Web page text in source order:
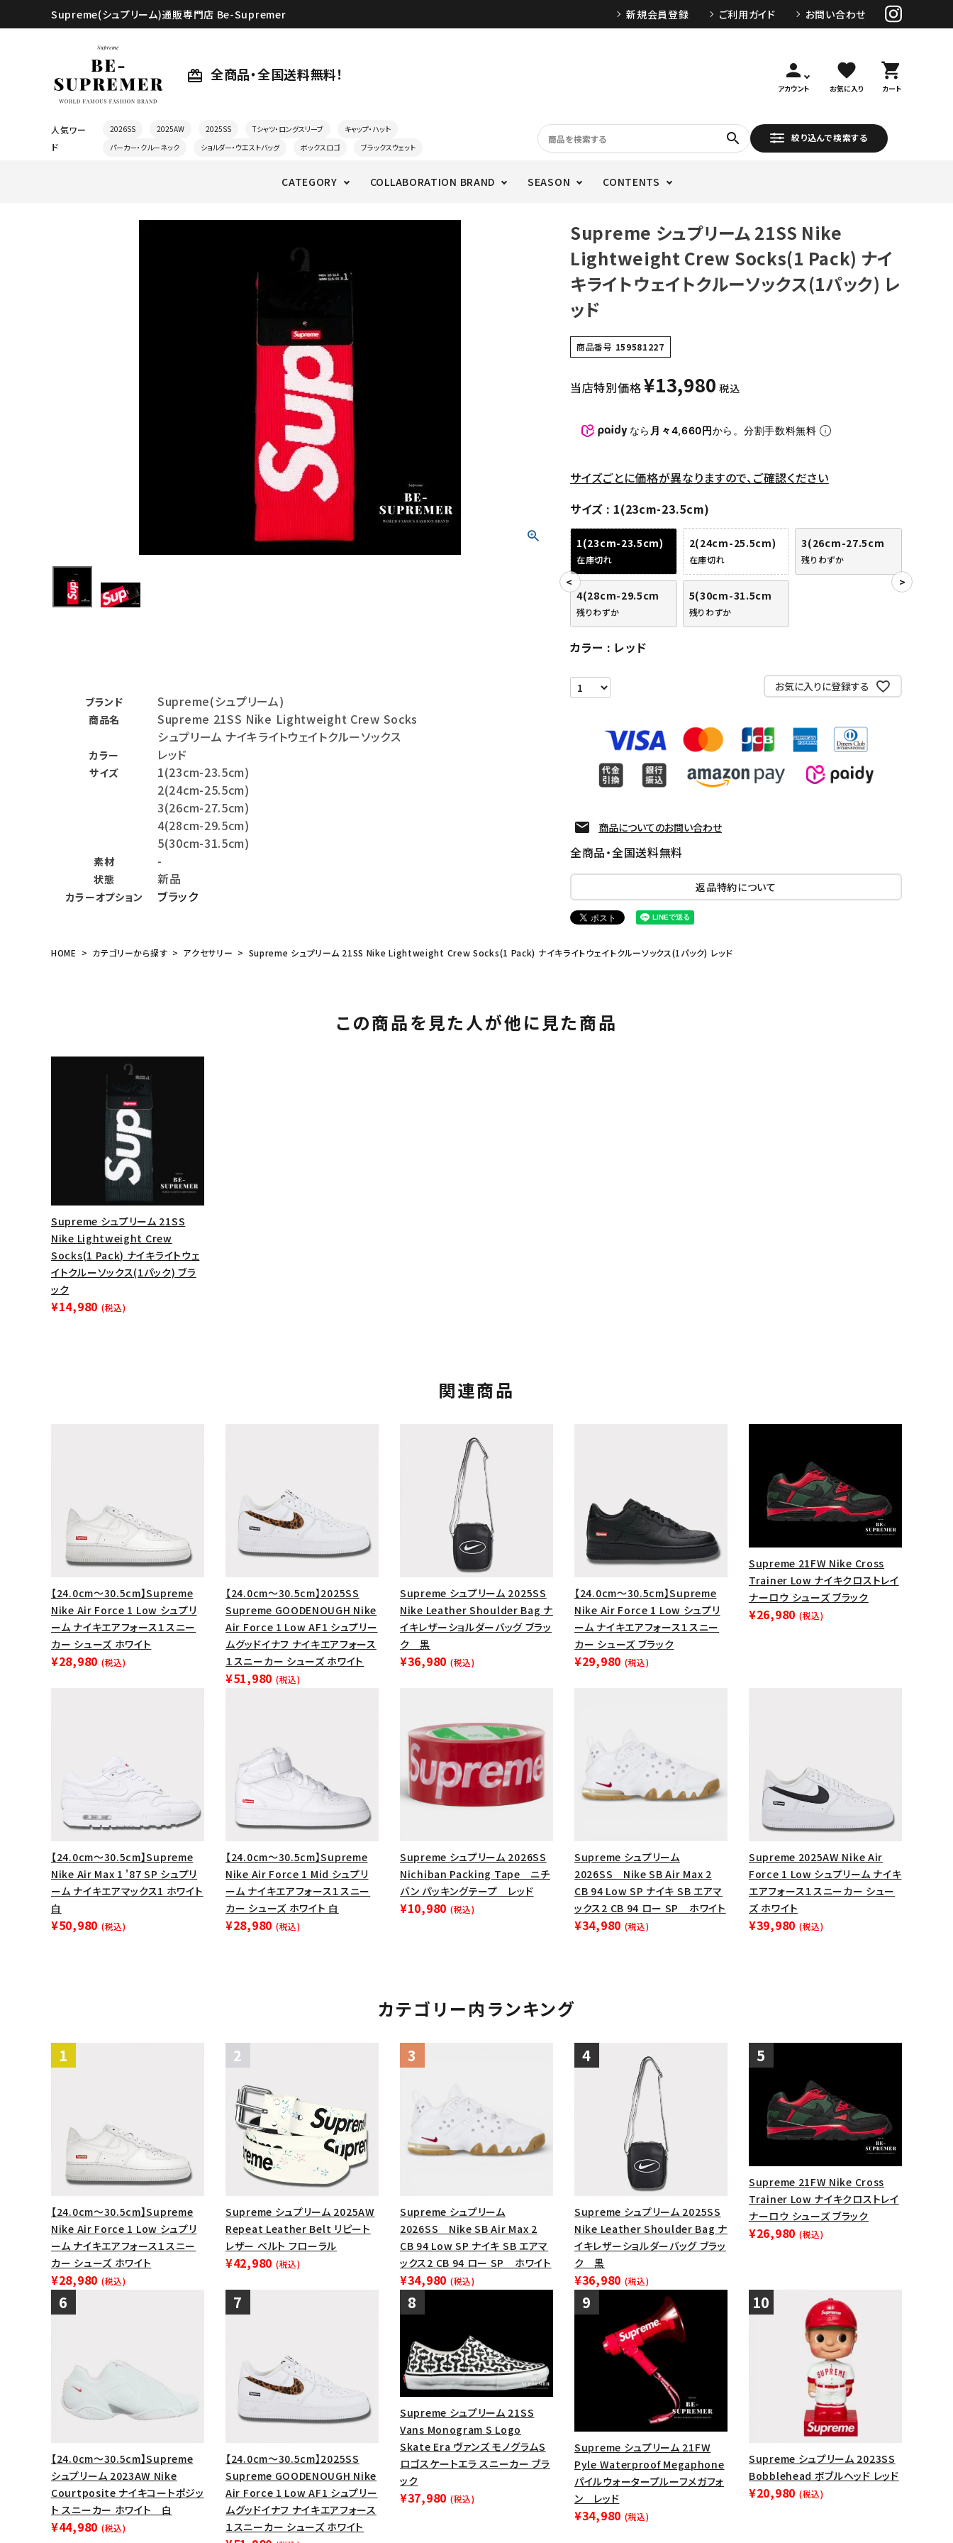
Supreme(シュプリーム)通販専門店 Be-Supremer 新規会員登録 ご利用ガイド お問い合わせ
card_giftcard 全商品・全国送料無料！ person
アカウント
favorite
お気に入り
shopping_cart
カート
人気ワー
ド
2026SS 2025AW 2025SS Tシャツ・ロングスリーブ
キャップ・ハット
パーカー・クルーネック
ショルダー・ウエストバッグ ボックスロゴ ブラックスウェット
search 絞り込んで検索する
CATEGORY COLLABORATION BRAND SEASON CONTENTS
search
コラボレーションブランドから探す
シーズンから探す 価格から探す
円 ～ 円
2025AW
Tシャツ・ロングスリーブ
キャップ・ハット
パーカー・クルーネック
ショルダー・ウエストバッグ
ブラックスウェット
絞り込んで検索する
ジャケット・アウター
キャップ・ハット
スニーカー・ブーツ
パンツ・ショーツ
ブランド Supreme(シュプリーム)
商品名
Supreme 21SS Nike Lightweight Crew Socks
シュプリーム ナイキライトウェイトクルーソックス
カラー レッド
サイズ
1(23cm-23.5cm)
2(24cm-25.5cm)
3(26cm-27.5cm)
4(28cm-29.5cm)
5(30cm-31.5cm)
素材 -
状態 新品
カラーオプション ブラック
Supreme シュプリーム 21SS Nike
Lightweight Crew Socks(1 Pack) ナイ
キライトウェイトクルーソックス(1パック) レ
ッド
商品番号 159581227
当店特別価格¥13,980 税込
なら 月々4,660円から。分割手数料無料
サイズごとに価格が異なりますので、ご確認ください
サイズ
1(23cm-23.5cm)
1(23cm-23.5cm)
在庫切れ
2(24cm-25.5cm)
在庫切れ
3(26cm-27.5cm
残りわずか
4(28cm-29.5cm
残りわずか
5(30cm-31.5cm
残りわずか
カラー レッド
お気に入りに登録する
商品についてのお問い合わせ
全商品・全国送料無料
返品特約について
HOME カテゴリーから探す アクセサリー Supreme シュプリーム 21SS Nike Lightweight Crew Socks(1 Pack) ナイキライトウェイトクルーソックス(1パック) レッド
この商品を見た人が他に見た商品
Supreme シュプリーム 21SS
Nike Lightweight Crew
Socks(1 Pack) ナイキライトウェ
イトクルーソックス(1パック) ブラ
ック
¥14,980 (税込)
関連商品
【24.0cm～30.5cm】Supreme
Nike Air Force 1 Low シュプリ
ーム ナイキエアフォース１スニー
カー シューズ ホワイト
¥28,980 (税込)
【24.0cm～30.5cm】2025SS
Supreme GOODENOUGH Nike
Air Force 1 Low AF1 シュプリー
ムグッドイナフ ナイキエアフォース
１スニーカー シューズ ホワイト
¥51,980 (税込)
Supreme シュプリーム 2025SS
Nike Leather Shoulder Bag ナ
イキレザーショルダーバッグ ブラッ
ク 黒
¥36,980 (税込)
【24.0cm～30.5cm】Supreme
Nike Air Force 1 Low シュプリ
ーム ナイキエアフォース１スニー
カー シューズ ブラック
¥29,980 (税込)
Supreme 21FW Nike Cross
Trainer Low ナイキクロストレイ
ナーロウ シューズ ブラック
¥26,980 (税込)
【24.0cm～30.5cm】Supreme
Nike Air Max 1 '87 SP シュプリ
ーム ナイキエアマックス1 ホワイト
白
¥50,980 (税込)
【24.0cm～30.5cm】Supreme
Nike Air Force 1 Mid シュプリ
ーム ナイキエアフォース１スニー
カー シューズ ホワイト 白
¥28,980 (税込)
Supreme シュプリーム 2026SS
Nichiban Packing Tape ニチ
バン パッキングテープ レッド
¥10,980 (税込)
Supreme シュプリーム
2026SS Nike SB Air Max 2
CB 94 Low SP ナイキ SB エアマ
ックス2 CB 94 ロー SP ホワイト
¥34,980 (税込)
Supreme 2025AW Nike Air
Force 1 Low シュプリーム ナイキ
エアフォース１スニーカー シュー
ズ ホワイト
¥39,980 (税込)
カテゴリー内ランキング
【24.0cm～30.5cm】Supreme
Nike Air Force 1 Low シュプリ
ーム ナイキエアフォース１スニー
カー シューズ ホワイト
¥28,980 (税込)
Supreme シュプリーム 2025AW
Repeat Leather Belt リピート
レザー ベルト フローラル
¥42,980 (税込)
Supreme シュプリーム
2026SS Nike SB Air Max 2
CB 94 Low SP ナイキ SB エアマ
ックス2 CB 94 ロー SP ホワイト
¥34,980 (税込)
Supreme シュプリーム 2025SS
Nike Leather Shoulder Bag ナ
イキレザーショルダーバッグ ブラッ
ク 黒
¥36,980 (税込)
Supreme 21FW Nike Cross
Trainer Low ナイキクロストレイ
ナーロウ シューズ ブラック
¥26,980 (税込)
【24.0cm～30.5cm】Supreme
シュプリーム 2023AW Nike
Courtposite ナイキコートポジッ
ト スニーカー ホワイト 白
¥44,980 (税込)
【24.0cm～30.5cm】2025SS
Supreme GOODENOUGH Nike
Air Force 1 Low AF1 シュプリー
ムグッドイナフ ナイキエアフォース
１スニーカー シューズ ホワイト
Supreme シュプリーム 21SS
Vans Monogram S Logo
Skate Era ヴァンズ モノグラムS
ロゴスケートエラ スニーカー ブラ
ック
¥37,980 (税込)
Supreme シュプリーム 21FW
Pyle Waterproof Megaphone
パイルウォータープルーフメガフォ
ン レッド
¥34,980 (税込)
Supreme シュプリーム 2023SS
Bobblehead ボブルヘッド レッド
¥20,980 (税込)